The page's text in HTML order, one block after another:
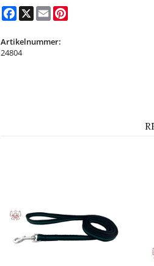
Facebook
X Email
Artikelnummer:
24804